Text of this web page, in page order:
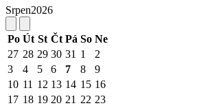
Srpen2026
Po Út St Čt Pá So Ne
27 28 29 30 31 1
2
3
4 5 6 7 8
9
10 11 12 13 14 15 16
17 18 19 20 21 22 23